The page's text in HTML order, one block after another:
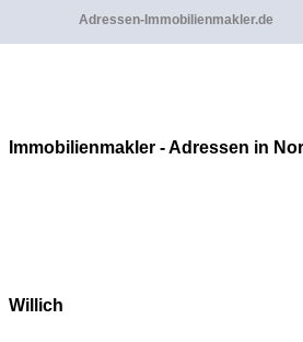
Adressen-Immobilienmakler.de
Immobilienmakler - Adressen in
Willich